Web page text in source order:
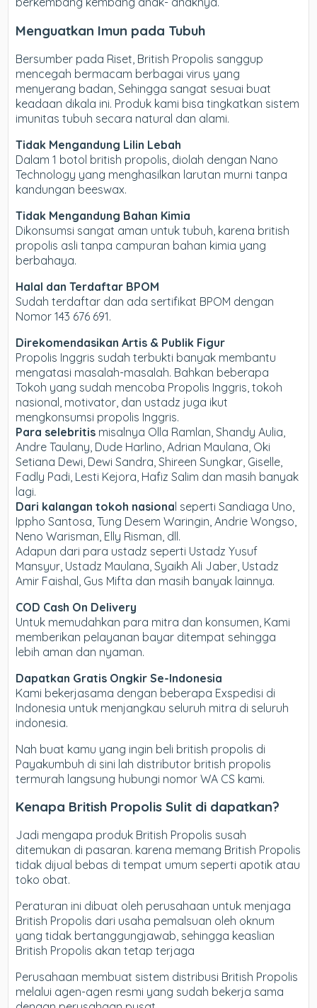
Menguatkan Imun pada Tubuh
Bersumber pada Riset, British Propolis sanggup
mencegah bermacam berbagai virus yang
menyerang badan, Sehingga sangat sesuai buat
keadaan dikala ini. Produk kami bisa tingkatkan sistem
imunitas tubuh secara natural dan alami.
Tidak Mengandung Lilin Lebah
Dalam 1 botol british propolis, diolah dengan Nano
Technology yang menghasilkan larutan murni tanpa
kandungan beeswax.
Tidak Mengandung Bahan Kimia
Dikonsumsi sangat aman untuk tubuh, karena british
propolis asli tanpa campuran bahan kimia yang
berbahaya.
Halal dan Terdaftar BPOM
Sudah terdaftar dan ada sertifikat BPOM dengan
Nomor 143 676 691.
Direkomendasikan Artis & Publik Figur
Propolis Inggris sudah terbukti banyak membantu
mengatasi masalah-masalah. Bahkan beberapa
Tokoh yang sudah mencoba Propolis Inggris, tokoh
nasional, motivator, dan ustadz juga ikut
mengkonsumsi propolis Inggris.
Para selebritis misalnya Olla Ramlan, Shandy Aulia,
Andre Taulany, Dude Harlino, Adrian Maulana, Oki
Setiana Dewi, Dewi Sandra, Shireen Sungkar, Giselle,
Fadly Padi, Lesti Kejora, Hafiz Salim dan masih banyak
lagi.
Dari kalangan tokoh nasional seperti Sandiaga Uno,
Ippho Santosa, Tung Desem Waringin, Andrie Wongso,
Neno Warisman, Elly Risman, dll.
Adapun dari para ustadz seperti Ustadz Yusuf
Mansyur, Ustadz Maulana, Syaikh Ali Jaber, Ustadz
Amir Faishal, Gus Mifta dan masih banyak lainnya.
COD Cash On Delivery
Untuk memudahkan para mitra dan konsumen, Kami
memberikan pelayanan bayar ditempat sehingga
lebih aman dan nyaman.
Dapatkan Gratis Ongkir Se-Indonesia
Kami bekerjasama dengan beberapa Exspedisi di
Indonesia untuk menjangkau seluruh mitra di seluruh
indonesia.
Nah buat kamu yang ingin beli british propolis di
Payakumbuh di sini lah distributor british propolis
termurah langsung hubungi nomor WA CS kami.
Kenapa British Propolis Sulit di dapatkan?
Jadi mengapa produk British Propolis susah
ditemukan di pasaran. karena memang British Propolis
tidak dijual bebas di tempat umum seperti apotik atau
toko obat.
Peraturan ini dibuat oleh perusahaan untuk menjaga
British Propolis dari usaha pemalsuan oleh oknum
yang tidak bertanggungjawab, sehingga keaslian
British Propolis akan tetap terjaga
Perusahaan membuat sistem distribusi British Propolis
melalui agen-agen resmi yang sudah bekerja sama